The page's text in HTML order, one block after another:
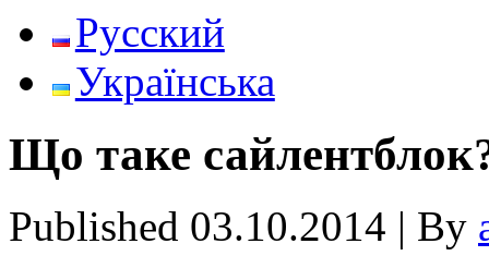
Русский
Українська
Що таке
Published 03.10.2014 | By